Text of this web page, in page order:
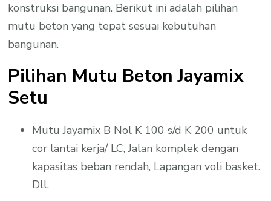
konstruksi bangunan. Berikut ini adalah pilihan
mutu beton yang tepat sesuai kebutuhan
bangunan.
Pilihan Mutu Beton Jayamix
Setu
Mutu Jayamix B Nol K 100 s/d K 200 untuk
cor lantai kerja/ LC, Jalan komplek dengan
kapasitas beban rendah, Lapangan voli basket.
Dll.